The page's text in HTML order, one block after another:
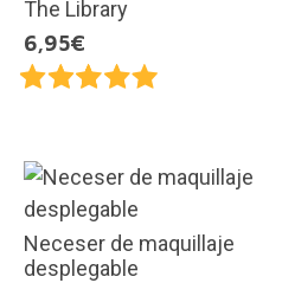
The Library
6,95€
Neceser de maquillaje
desplegable